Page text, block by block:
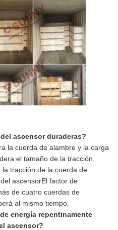
ascensor duraderas?
la cuerda de alambre y la carga
el tamaño de la tracción,
tracción de la cuerda de
ascensorEl factor de
de cuatro cuerdas de
al mismo tiempo.
energía repentinamente
ascensor?